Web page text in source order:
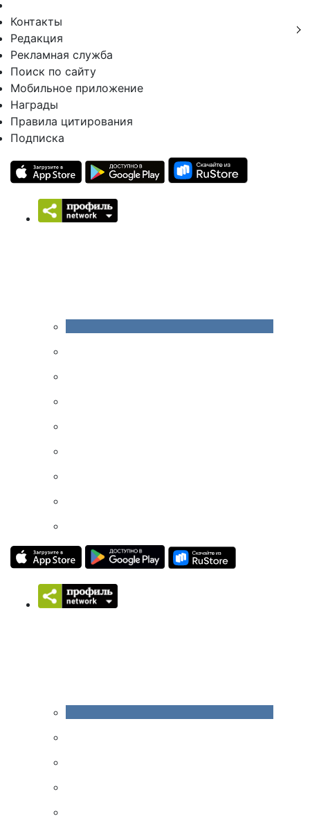
Контакты
Редакция
Рекламная служба
Поиск по сайту
Мобильное приложение
Награды
Правила цитирования
Подписка